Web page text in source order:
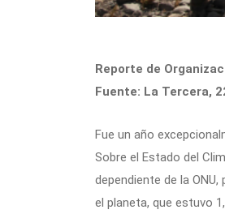
Reporte de
Fuente: La Tercera,
Fue un año
Sobre el Estado del
dependiente de la
el planeta, que estuvo